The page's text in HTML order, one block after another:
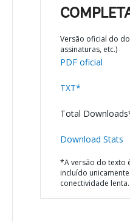
Versão oficial do
assinaturas, etc.)
PDF oficial
TXT*
Total
Download Stats
*A versão do texto
incluído
conectividade lenta.